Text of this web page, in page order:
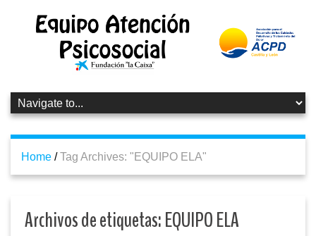
Home / Tag Archives: "EQUIPO ELA"
Archivos de etiquetas:EQUIPO ELA